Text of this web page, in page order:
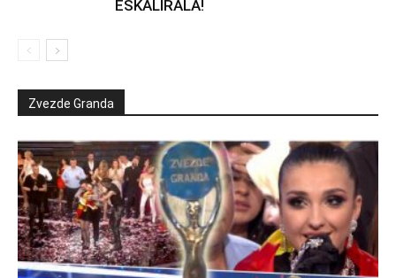
ESKALIRALA!
Zvezde Granda